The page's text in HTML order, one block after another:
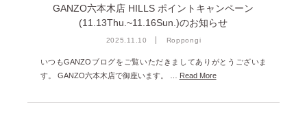
GANZO六本木店 HILLS ポイントキャンペーン
(11.13Thu.~11.16Sun.)のお知らせ
2025.11.10 Roppongi
いつもGANZOブログをご覧いただきましてありがとうございま
す。 GANZO六本木店で御座います。 …
Read More